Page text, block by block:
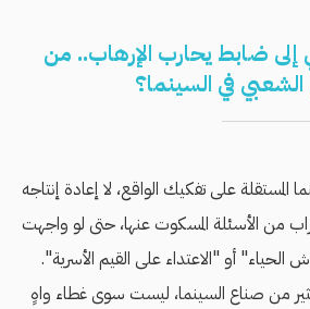
ضابط يحارب الإرهاب.. من
في السينما؟
المستقلة على تفكيك الواقع، لا إعادة إنتاجه
من الأسئلة المسكوت عنها، حتى لو واجهت
أو "الاعتداء على القيم الأسرية".
من صناع السينما، ليست سوى غطاء واهٍ